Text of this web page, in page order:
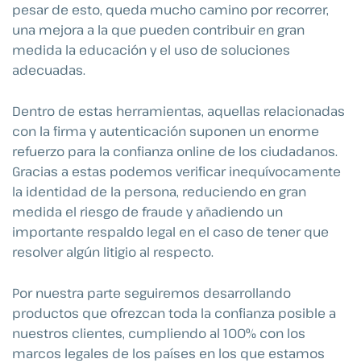
pesar de esto, queda mucho camino por recorrer,
una mejora a la que pueden contribuir en gran
medida la educación y el uso de soluciones
adecuadas.
Dentro de estas herramientas, aquellas relacionadas
con la firma y autenticación suponen un enorme
refuerzo para la confianza online de los ciudadanos.
Gracias a estas podemos verificar inequívocamente
la identidad de la persona, reduciendo en gran
medida el riesgo de fraude y añadiendo un
importante respaldo legal en el caso de tener que
resolver algún litigio al respecto.
Por nuestra parte seguiremos desarrollando
productos que ofrezcan toda la confianza posible a
nuestros clientes, cumpliendo al 100% con los
marcos legales de los países en los que estamos